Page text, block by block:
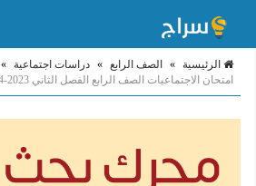
الرئيسية » الصف الرابع » دراسات اجتماعية »
امتحان الاجتماعيات الصف الرابع الفصل الثاني 2023-2024